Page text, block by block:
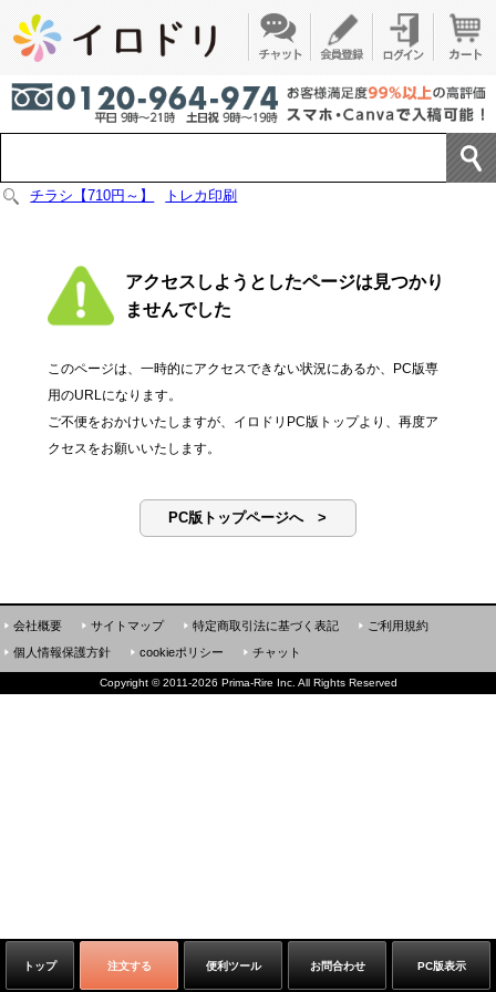
チラシ【710円～】 トレカ印刷
アクセスしようとしたページは見つかり
ませんでした
このページは、一時的にアクセスできない状況にあるか、PC版専
用のURLになります。
ご不便をおかけいたしますが、イロドリPC版トップより、再度ア
クセスをお願いいたします。
PC版トップページへ >
トップ 注文する 便利ツール お問合わせ PC版表示
会社概要 サイトマップ 特定商取引法に基づく表記
ご利用規約
個人情報保護方針
cookieポリシー チャット
Copyright ©2011-2026 Prima-Rire Inc. All Rights Reserved